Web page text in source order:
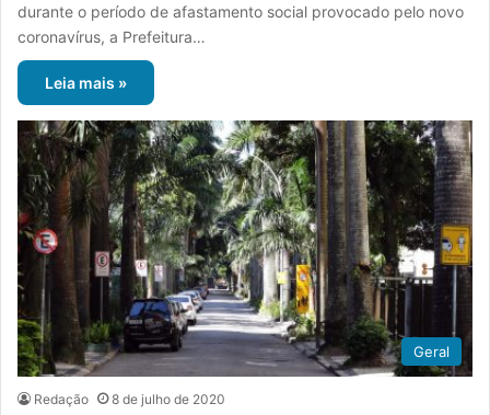
durante o período de afastamento social provocado pelo novo
coronavírus, a Prefeitura…
Leia mais »
Geral
Redação 8 de julho de 2020